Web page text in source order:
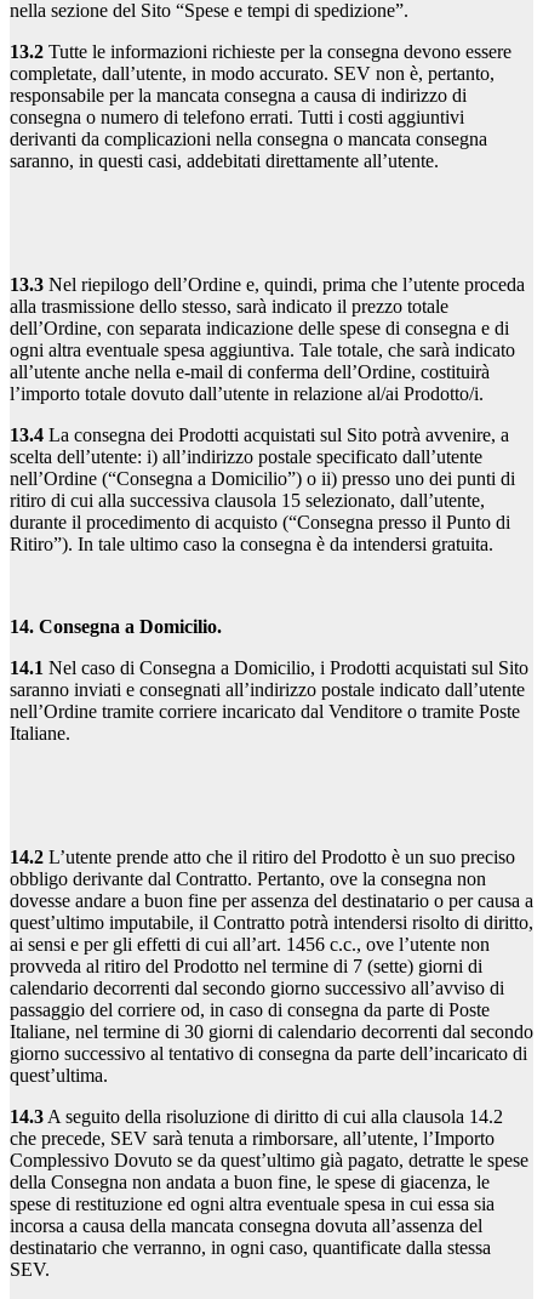
nella sezione del Sito “Spese e tempi di spedizione”.
13.2 Tutte le informazioni richieste per la consegna devono essere
completate, dall’utente, in modo accurato. SEV non è, pertanto,
responsabile per la mancata consegna a causa di indirizzo di
consegna o numero di telefono errati. Tutti i costi aggiuntivi
derivanti da complicazioni nella consegna o mancata consegna
saranno, in questi casi, addebitati direttamente all’utente.
13.3 Nel riepilogo dell’Ordine e, quindi, prima che l’utente proceda
alla trasmissione dello stesso, sarà indicato il prezzo totale
dell’Ordine, con separata indicazione delle spese di consegna e di
ogni altra eventuale spesa aggiuntiva. Tale totale, che sarà indicato
all’utente anche nella e-mail di conferma dell’Ordine, costituirà
l’importo totale dovuto dall’utente in relazione al/ai Prodotto/i.
13.4 La consegna dei Prodotti acquistati sul Sito potrà avvenire, a
scelta dell’utente: i) all’indirizzo postale specificato dall’utente
nell’Ordine (“Consegna a Domicilio”) o ii) presso uno dei punti di
ritiro di cui alla successiva clausola 15 selezionato, dall’utente,
durante il procedimento di acquisto (“Consegna presso il Punto di
Ritiro”). In tale ultimo caso la consegna è da intendersi gratuita.
14. Consegna a Domicilio.
14.1 Nel caso di Consegna a Domicilio, i Prodotti acquistati sul Sito
saranno inviati e consegnati all’indirizzo postale indicato dall’utente
nell’Ordine tramite corriere incaricato dal Venditore o tramite Poste
Italiane.
14.2 L’utente prende atto che il ritiro del Prodotto è un suo preciso
obbligo derivante dal Contratto. Pertanto, ove la consegna non
dovesse andare a buon fine per assenza del destinatario o per causa a
quest’ultimo imputabile, il Contratto potrà intendersi risolto di diritto,
ai sensi e per gli effetti di cui all’art. 1456 c.c., ove l’utente non
provveda al ritiro del Prodotto nel termine di 7 (sette) giorni di
calendario decorrenti dal secondo giorno successivo all’avviso di
passaggio del corriere od, in caso di consegna da parte di Poste
Italiane, nel termine di 30 giorni di calendario decorrenti dal secondo
giorno successivo al tentativo di consegna da parte dell’incaricato di
quest’ultima.
14.3A seguito della risoluzione di diritto di cui alla clausola 14.2
che precede, SEV sarà tenuta a rimborsare, all’utente, l’Importo
Complessivo Dovuto se da quest’ultimo già pagato, detratte le spese
della Consegna non andata a buon fine, le spese di giacenza, le
spese di restituzione ed ogni altra eventuale spesa in cui essa sia
incorsa a causa della mancata consegna dovuta all’assenza del
destinatario che verranno, in ogni caso, quantificate dalla stessa
SEV.